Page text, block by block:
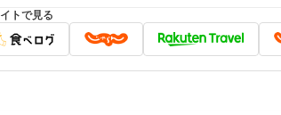
トで見る